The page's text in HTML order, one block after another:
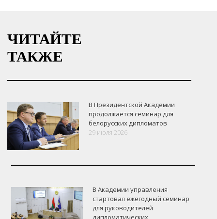
ЧИТАЙТЕ
ТАКЖЕ
В Президентской Академии
продолжается семинар для
белорусских дипломатов
29 июля 2026
В Академии управления
стартовал ежегодный семинар
для руководителей
дипломатических